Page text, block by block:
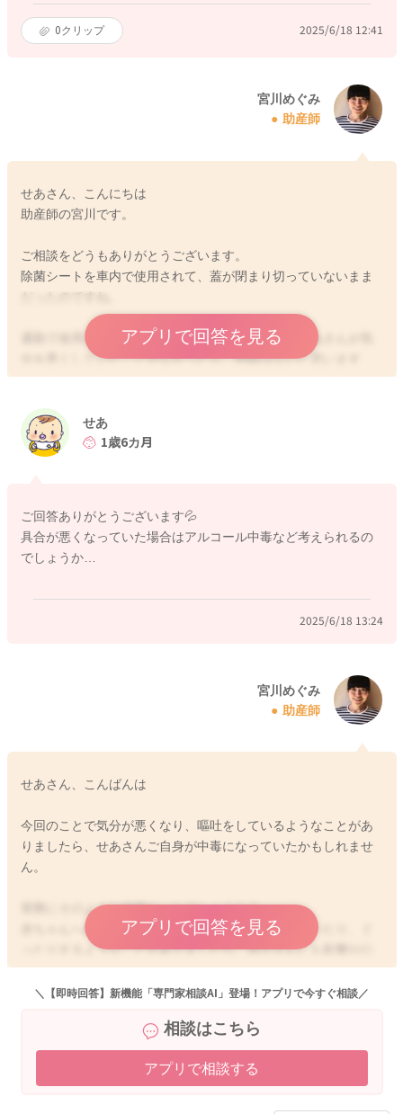
0クリップ 2025/6/18 12:41
宮川めぐみ
助産師
せあさん、こんにちは
助産師の宮川です。
ご相談をどうもありがとうございます。
除菌シートを車内で使用されて、蓋が閉まり切っていないまま
通勤で使用されていたということですが、それでせあさんが気
分を悪くしていたことがなかったら、問題はないと思います
よ。
どうぞよろしくお願いします。
アプリで回答を見る
せあ
1歳6カ月
ご回答ありがとうございます💦
具合が悪くなっていた場合はアルコール中毒など考えられるの
でしょうか…
2025/6/18 13:24
宮川めぐみ
助産師
せあさん、こんばんは
今回のことで気分が悪くなり、嘔吐をしているようなことがあ
りましたら、せあさんご自身が中毒になっていたかもしれませ
ん。
実際にそのような状態だったでしょうか？
赤ちゃんへの影響するのは、せあさんが嘔吐をしていたり、ぐ
ったりするようなことがありましたら、赤ちゃんにも影響が心
配になるかと思います。
(せあさんの血中濃度が高くなればなるほど赤ちゃんへの影響は
ご心配な時には、かかりつけの先生にもご相談なさってみてく
アプリで回答を見る
＼【即時回答】新機能「専門家相談AI」登場！アプリで今すぐ相談／
相談はこちら
アプリで相談する